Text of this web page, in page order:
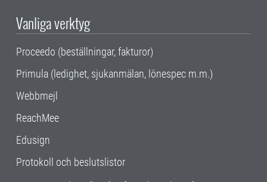
Vanliga verktyg
Proceedo (beställningar, fakturor)
Primula (ledighet, sjukanmälan, lönespec m.m.)
Webbmejl
ReachMee
Edusign
Protokoll och beslutslistor